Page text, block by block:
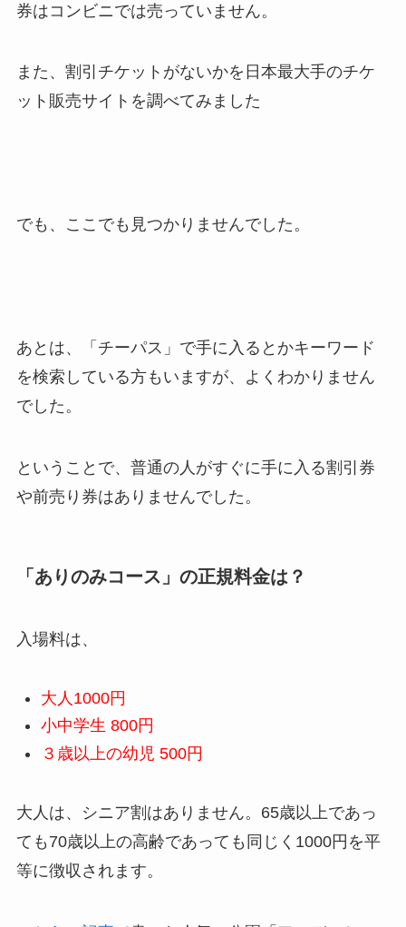
券はコンビニでは売っていません。
また、割引チケットがないかを日本最大手のチケ
ット販売サイトを調べてみました
でも、ここでも見つかりませんでした。
あとは、「チーパス」で手に入るとかキーワード
を検索している方もいますが、よくわかりません
でした。
ということで、普通の人がすぐに手に入る割引券
や前売り券はありませんでした。
「ありのみコース」の正規料金は？
入場料は、
大人1000円
小中学生 800円
３歳以上の幼児 500円
大人は、シニア割はありません。65歳以上であっ
ても70歳以上の高齢であっても同じく1000円を平
等に徴収されます。